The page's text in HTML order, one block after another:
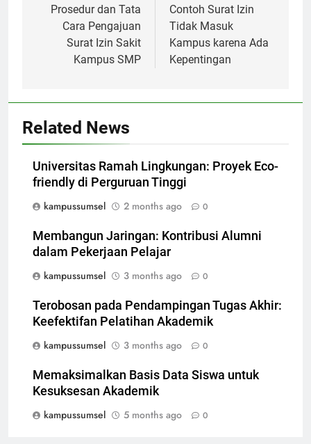
navigation
Prosedur dan Tata
Cara Pengajuan
Surat Izin Sakit
Kampus SMP
Contoh Surat Izin
Tidak Masuk
Kampus karena Ada
Kepentingan
Related News
Universitas Ramah Lingkungan: Proyek Eco-
friendly di Perguruan Tinggi
kampussumsel
2 months ago 0
Membangun Jaringan: Kontribusi Alumni
dalam Pekerjaan Pelajar
kampussumsel
3 months ago 0
Terobosan pada Pendampingan Tugas Akhir:
Keefektifan Pelatihan Akademik
kampussumsel
3 months ago 0
Memaksimalkan Basis Data Siswa untuk
Kesuksesan Akademik
kampussumsel
5 months ago 0